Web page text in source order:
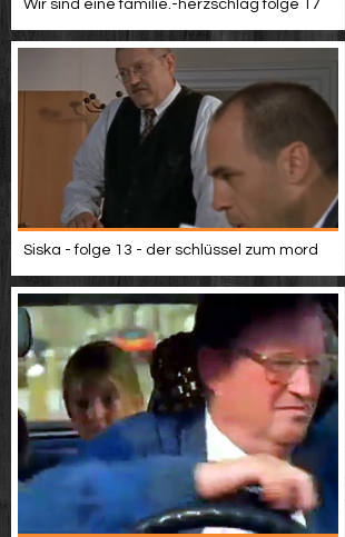
Wir sind eine familie.-herzschlag folge 17
Siska - folge 13 - der schlüssel zum mord